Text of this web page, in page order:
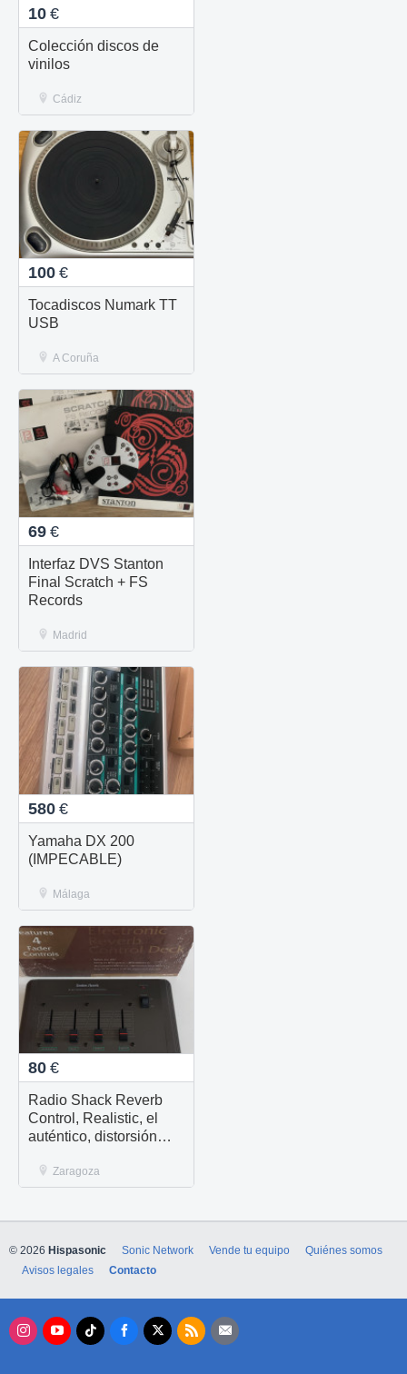
10 €
Colección discos de
vinilos
Cádiz
100 €
Tocadiscos Numark TT
USB
A Coruña
69 €
Interfaz DVS Stanton
Final Scratch + FS
Records
Madrid
580 €
Yamaha DX 200
(IMPECABLE)
Málaga
80 €
Radio Shack Reverb
Control, Realistic, el
auténtico, distorsión
analógico BBD
Zaragoza
© 2026 Hispasonic Sonic Network Vende tu equipo
Quiénes somos
Avisos legales
Contacto